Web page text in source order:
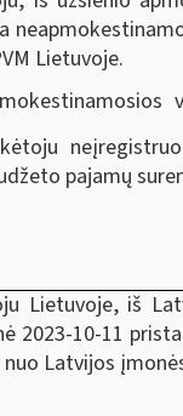
Lietuvoje.
pajamų
Lietuvoje, iš
2023-10-11
Latvijos